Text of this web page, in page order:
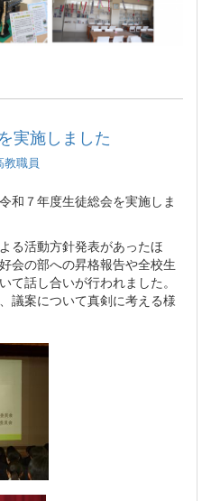
実施しました
教職員
和７年度生徒総会を実施しま
る活動方針発表があったほ
会の部への昇格報告や全校生
て話し合いが行われました。
議案について真剣に考える様